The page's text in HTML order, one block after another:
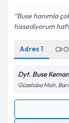
Buse hanımla
hissediyorum
Adres 1
Dyt. Buse
Güzeloba Mah.